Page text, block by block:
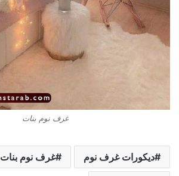
غرف نوم بنات
ديكورات غرف نوم غرف نوم بنات